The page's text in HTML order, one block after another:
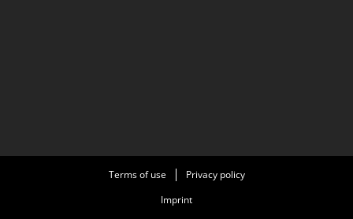
Terms of use
Privacy policy
Imprint